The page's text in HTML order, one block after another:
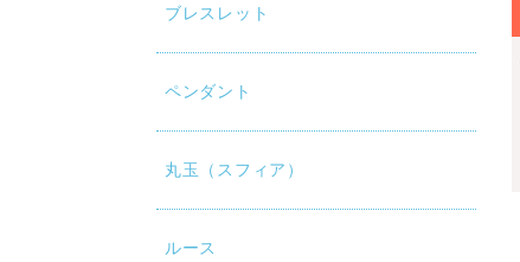
ブレスレット
ペンダント
丸玉（スフィア）
ルース